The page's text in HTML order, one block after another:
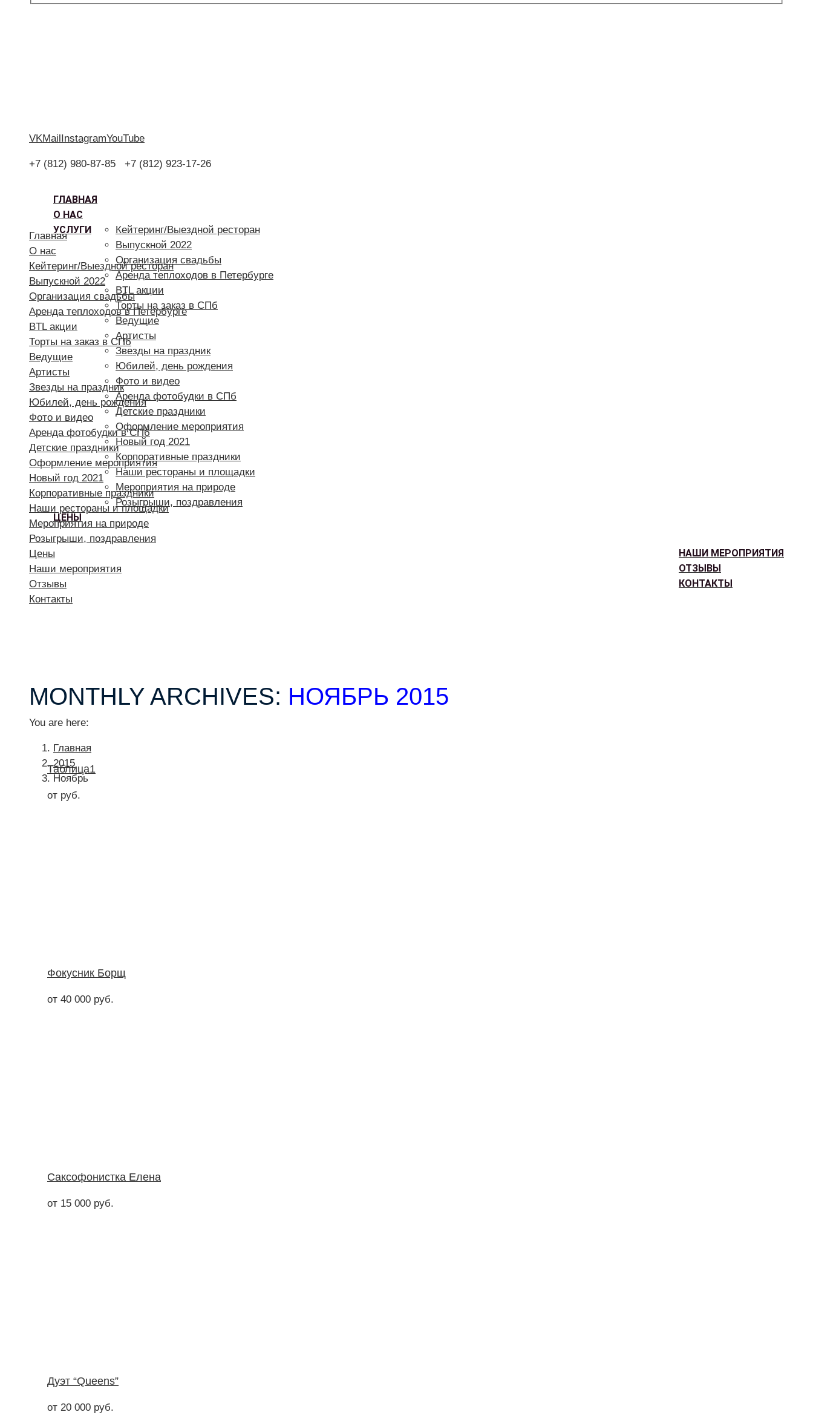
VKMailInstagramYouTube
+7 (812) 980-87-85 +7 (812) 923-17-26
ГЛАВНАЯ
О НАС
УСЛУГИ
Кейтеринг/Выездной ресторан
Выпускной 2022
Организация свадьбы
Аренда теплоходов в Петербурге
BTL акции
Торты на заказ в СПб
Ведущие
Артисты
Звезды на праздник
Юбилей, день рождения
Фото и видео
Аренда фотобудки в СПб
Детские праздники
Оформление мероприятия
Новый год 2021
Корпоративные праздники
Наши рестораны и площадки
Мероприятия на природе
Розыгрыши, поздравления
ЦЕНЫ
НАШИ МЕРОПРИЯТИЯ
ОТЗЫВЫ
КОНТАКТЫ
Главная
О нас
Кейтеринг/Выездной ресторан
Выпускной 2022
Организация свадьбы
Аренда теплоходов в Петербурге
BTL акции
Торты на заказ в СПб
Ведущие
Артисты
Звезды на праздник
Юбилей, день рождения
Фото и видео
Аренда фотобудки в СПб
Детские праздники
Оформление мероприятия
Новый год 2021
Корпоративные праздники
Наши рестораны и площадки
Мероприятия на природе
Розыгрыши, поздравления
Цены
Наши мероприятия
Отзывы
Контакты
MONTHLY ARCHIVES: НОЯБРЬ 2015
You are here:
Главная
2015
Ноябрь
Таблица1
от руб.
Фокусник Борщ
от 40 000 руб.
Саксофонистка Елена
от 15 000 руб.
Дуэт “Queens”
от 20 000 руб.